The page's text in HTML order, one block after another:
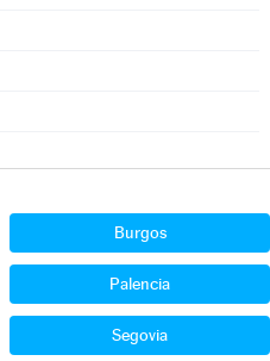
Burgos
Palencia
Segovia